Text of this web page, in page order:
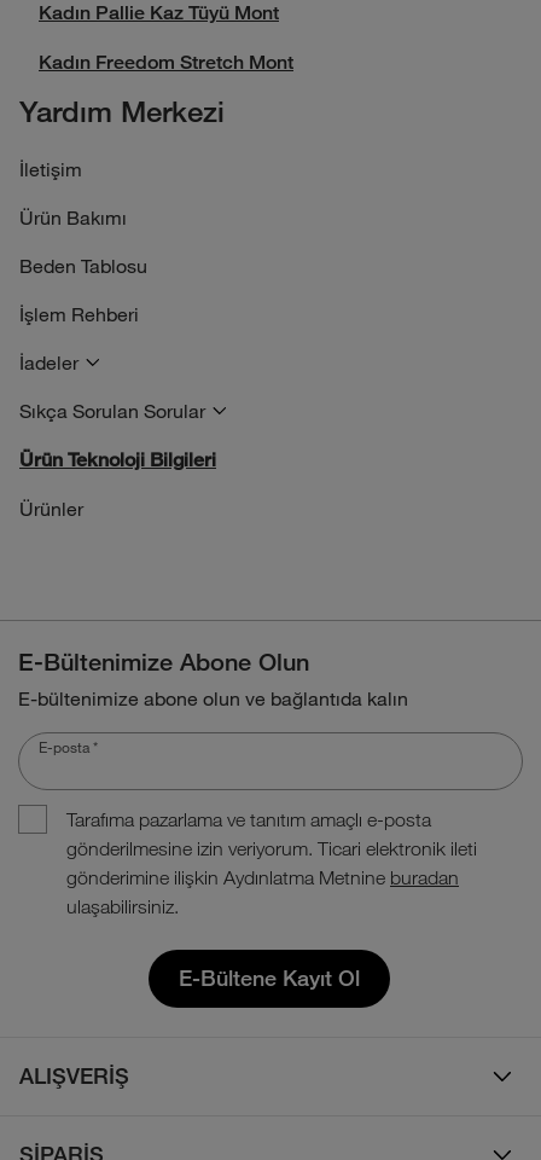
Yardım Merkezi
İletişim
Ürün Bakımı
Beden Tablosu
İşlem Rehberi
İadeler
Sıkça Sorulan Sorular
Ürün Teknoloji Bilgileri
Ürünler
Kadın Pallie Kaz Tüyü Mont
Kadın Freedom Stretch Mont
E-Bültenimize Abone Olun
E-bültenimize abone olun ve bağlantıda kalın
E-posta *
Tarafıma pazarlama ve tanıtım amaçlı e-posta
gönderilmesine izin veriyorum. Ticari elektronik ileti
gönderimine ilişkin Aydınlatma Metnine buradan
ulaşabilirsiniz.
E-Bültene Kayıt Ol
ALIŞVERİŞ
SİPARİŞ